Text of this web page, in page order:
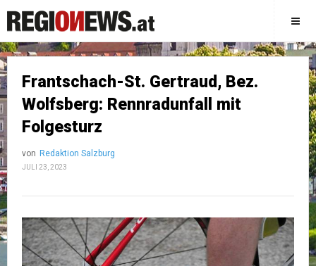
Frantschach-St. Gertraud, Bez.
Wolfsberg: Rennradunfall mit
Folgesturz
von Redaktion Salzburg
JULI 23, 2023